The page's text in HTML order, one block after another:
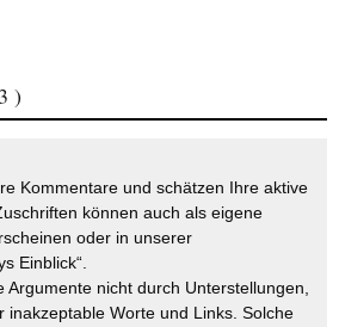
)
Kommentare und schätzen Ihre aktive
können auch als eigene
oder in unserer
Einblick“.
Argumente nicht durch Unterstellungen,
inakzeptable Worte und Links. Solche